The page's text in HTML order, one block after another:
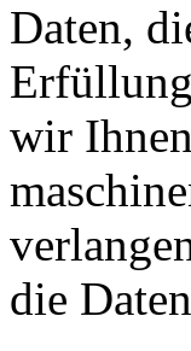
Daten,
wir
die